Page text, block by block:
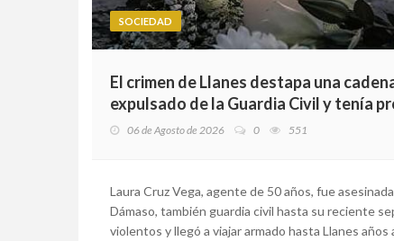
SOCIEDAD
El crimen de Llanes destapa una
expulsado de la Guardia Civil y tenía
06 de Agosto de 2026 0 551
Laura Cruz Vega, agente de 50 años, fue
Dámaso, también guardia civil hasta su reciente
violentos y llegó a viajar armado hasta Llanes